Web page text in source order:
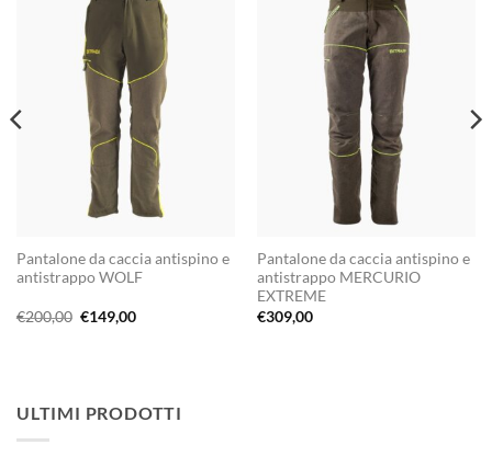
Pantalone da caccia antispino e
antistrappo WOLF
€200,00 Il
prezzo
€149,00Il
Pantalone da caccia antispino e
antistrappo MERCURIO
EXTREME
€309,00
ULTIMI PRODOTTI